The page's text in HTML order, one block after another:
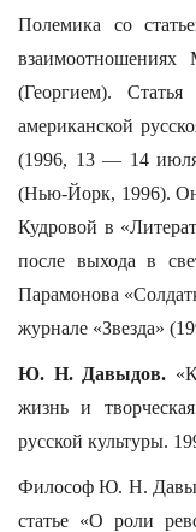
Полемика со
(Георгием).
американской
(1996, 13 — 14
(Нью-Йорк, 1996).
Кудровой в
после выхода в
Парамонова
журнале «Звезда»
Ю. Н. Давыдов.
жизнь и
русской культуры.
Философ Ю. Н.
статье «О роли